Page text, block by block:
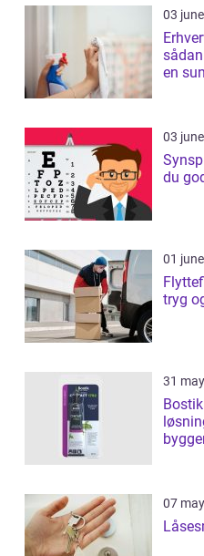
03
en
03
du
01
Flyttefirma
tryg
31
Bostik
07